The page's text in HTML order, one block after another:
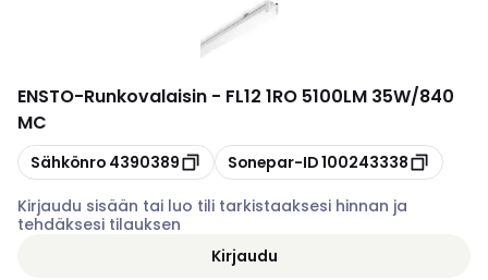
ENSTO-Runkovalaisin - FL12 1RO 5100LM 35W/840
MC
Kopioi
Sähkönro 4390389 Kopioi
Sonepar-ID100243338
Kirjaudu sisään tai luo tili tarkistaaksesi hinnan ja
tehdäksesi tilauksen
Kirjaudu